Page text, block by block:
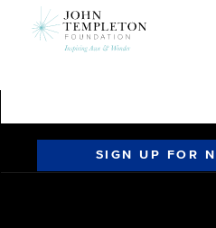
SIGN UP FOR